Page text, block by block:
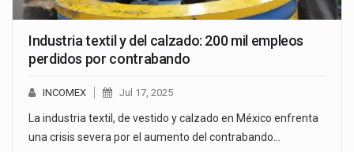
Industria textil y del calzado: 200 mil empleos
perdidos por contrabando
INCOMEX Jul 17, 2025
La industria textil, de vestido y calzado en México enfrenta
una crisis severa por el aumento del contrabando…